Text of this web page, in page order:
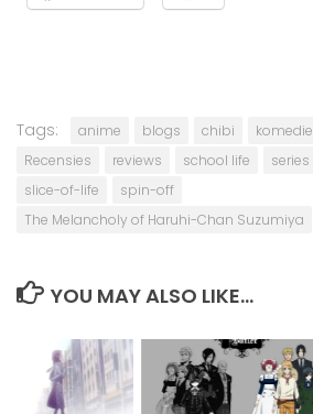
Tags: anime blogs chibi komedie
Recensies
reviews school life series
slice-of-life
spin-off
The Melancholy of Haruhi-Chan Suzumiya
YOU MAY ALSO LIKE...